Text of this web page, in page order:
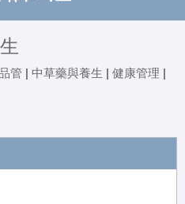
管 | 中草藥與養生 | 健康管理 |